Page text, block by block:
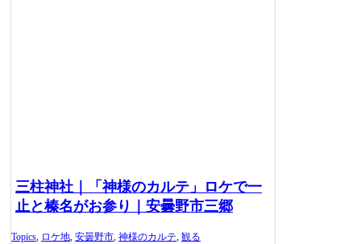
三柱神社｜「神様のカルテ」ロケで一
止と榛名がお参り｜安曇野市三郷
Topics ロケ地 安曇野市 神様のカルテ 観る